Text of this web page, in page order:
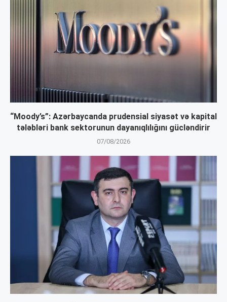
“Moody’s”: Azərbaycanda prudensial siyasət və kapital
tələbləri bank sektorunun dayanıqlılığını gücləndirir
07/08/2026